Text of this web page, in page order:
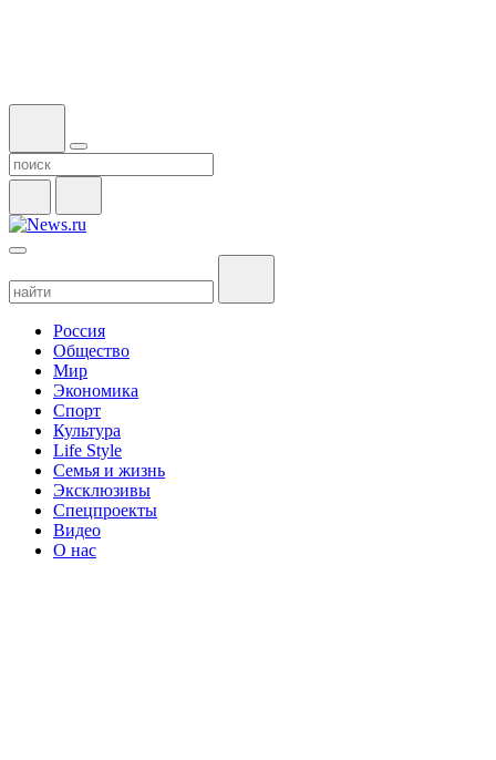
Россия
Общество
Мир
Экономика
Спорт
Культура
Life Style
Семья и жизнь
Эксклюзивы
Спецпроекты
Видео
О нас